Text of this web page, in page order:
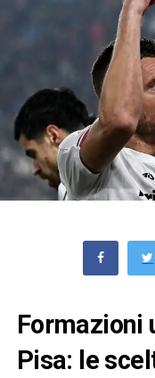
Formazioni
Pisa: le